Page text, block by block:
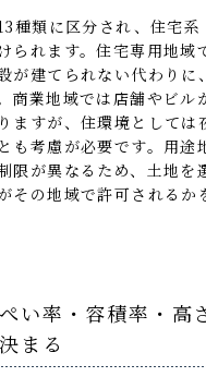
種類に区分され、住宅系
られます。住宅専用地域
が建てられない代わりに
商業地域では店舗やビル
ますが、住環境としては
も考慮が必要です。用途
限が異なるため、土地を
その地域で許可されるか
い率・容積率・高
まる